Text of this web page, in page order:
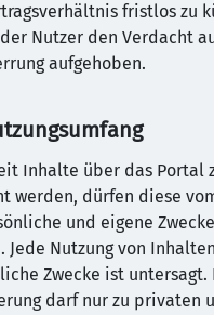
fristlos zu
Nutzer den Verdacht
aufgehoben.
Inhalte über das Portal
werden, dürfen diese
und eigene
Jede Nutzung von
Zwecke ist untersagt.
darf nur zu privaten